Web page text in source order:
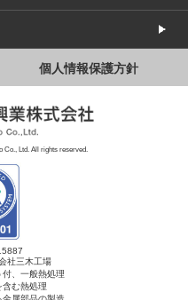
個人情報保護方針
Co., Ltd. All rights reserved.
社三木工場
、一般熱処理
む熱処理